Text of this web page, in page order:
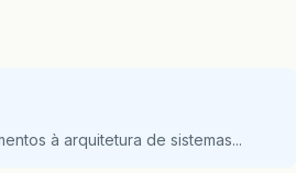
à arquitetura de sistemas...